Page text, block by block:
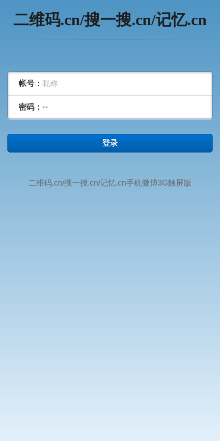
二维码.cn/搜一搜.cn/记忆.cn
帐号：
密码：
登录
二维码.cn/搜一搜.cn/记忆.cn手机微博3G触屏版